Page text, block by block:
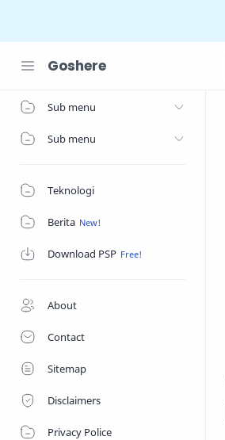
Goshere
Home
Sub menu
Sub menu
Teknologi
Berita
Download PSP
About
Contact
Sitemap
Disclaimers
Privacy Police